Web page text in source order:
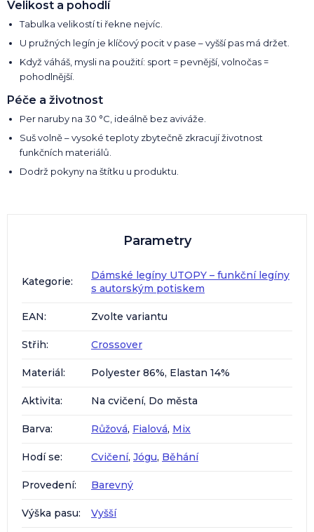
Velikost a pohodlí
Tabulka velikostí ti řekne nejvíc.
U pružných legín je klíčový pocit v pase – vyšší pas má držet.
Když váháš, mysli na použití: sport = pevnější, volnočas =
pohodlnější.
Péče a životnost
Per naruby na 30 °C, ideálně bez aviváže.
Suš volně – vysoké teploty zbytečně zkracují životnost
funkčních materiálů.
Dodrž pokyny na štítku u produktu.
Parametry
Kategorie:
Dámské legíny UTOPY – funkční legíny
s autorským potiskem
EAN: Zvolte variantu
Střih: Crossover
Materiál: Polyester 86%, Elastan 14%
Aktivita: Na cvičení, Do města
Barva: Růžová, Fialová, Mix
Hodí se: Cvičení, Jógu, Běhání
Provedení: Barevný
Výška pasu: Vyšší